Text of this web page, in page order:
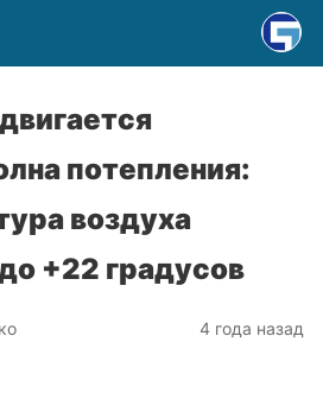
потепления:
воздуха
+22 градусов
4 года назад